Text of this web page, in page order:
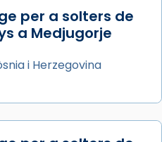
per a solters de
a Medjugorje
i Herzegovina